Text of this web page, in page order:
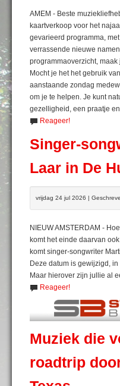
Fotoboek
AMEM - Beste
kaartverkoop voor het
gevarieerd programma,
verrassende nieuwe
programmaoverzicht, maak
Mocht je het het gebruik
aanstaande zondag
om je te helpen. Je kunt
gezelligheid, een praatje
Reageer!
Singer-
Laar in De
vrijdag 24 jul 2026 |
NIEUW AMSTERDAM -
komt het einde daarvan
komt singer-songwriter
Deze datum is gewijzigd,
Maar hierover zijn jullie al
Reageer!
Muziek die
roadtrip